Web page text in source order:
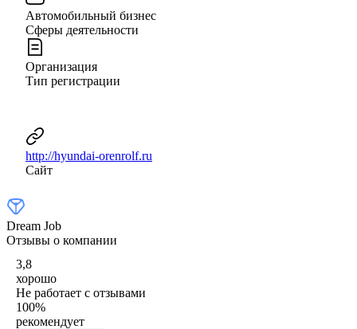
Автомобильный бизнес
Сферы деятельности
Организация
Тип регистрации
http://hyundai-orenrolf.ru
Сайт
Dream Job
Отзывы о компании
3,8
хорошо
Не работает с отзывами
100%
рекомендует